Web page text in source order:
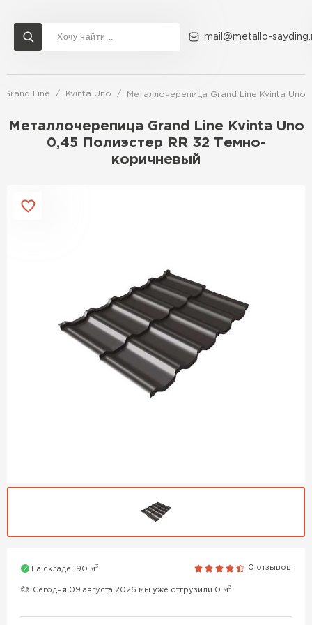
mail@metallo-
Grand Line Kvinta Uno Металлочерепица Grand Line Kvinta
Металлочерепица Grand Line Kvinta Uno
0,45 Полиэстер RR 32 Темно-
коричневый
На складе 190 м3 0 отзывов
Сегодня 09 августа 2026 мы уже отгрузили 0 м3
Доставка и оплата Акции О компании Контакты
Перейти в каталог